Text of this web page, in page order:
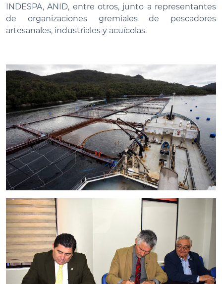
INDESPA, ANID, entre otros, junto a representantes
de organizaciones gremiales de pescadores
artesanales, industriales y acuícolas.